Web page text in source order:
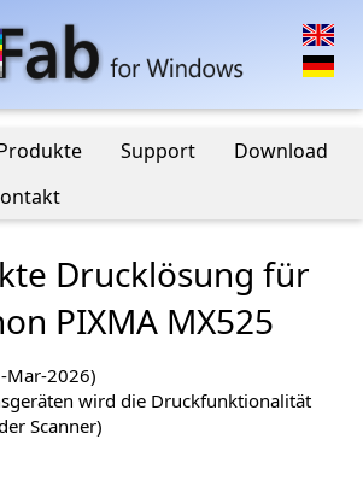
Support
Download
Drucklösung für
PIXMA MX525
Mar-2026)
wird die Druckfunktionalität
Scanner)